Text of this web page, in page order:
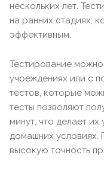
нескольких лет.
на ранних стадиях,
эффективным.
Тестирование
учреждениях или с
тестов, которые
тесты позволяют
минут, что делает
домашних условиях.
высокую точность